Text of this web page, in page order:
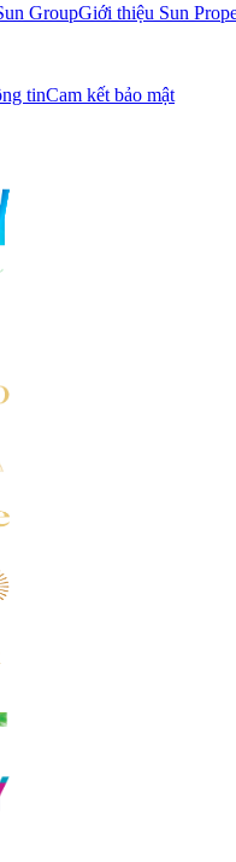
GroupGiới thiệu Sun
tinCam kết bảo mật